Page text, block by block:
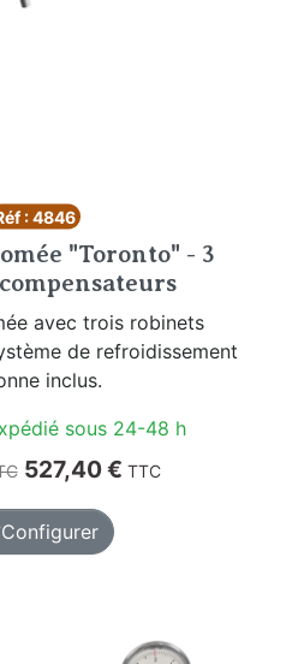
: 4846
"Toronto" - 3
avec trois robinets
de refroidissement
inclus.
sous 24-48 h
Prix
527,40 € TTC
Configurer